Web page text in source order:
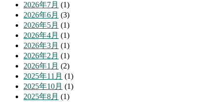
2026年7月 (1)
2026年6月 (3)
2026年5月 (1)
2026年4月 (1)
2026年3月 (1)
2026年2月 (1)
2026年1月 (2)
2025年11月 (1)
2025年10月 (1)
2025年8月 (1)